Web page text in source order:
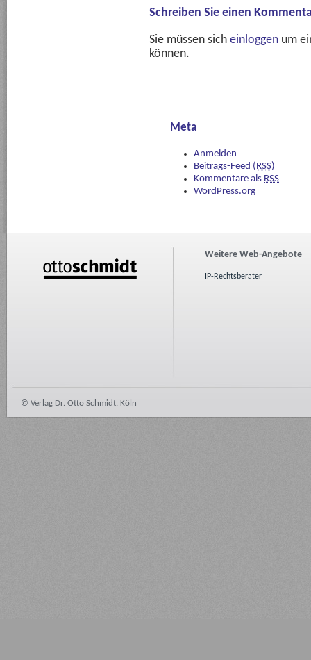
Schreiben Sie einen
Sie müssen sich einloggen um
können.
Meta
Anmelden
Beitrags-Feed (RSS)
Kommentare als RSS
WordPress.org
Weitere Web-Angebote
IP-Rechtsberater
© Verlag Dr. Otto Schmidt, Köln